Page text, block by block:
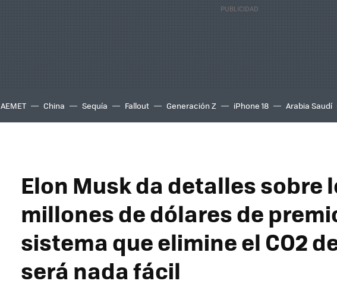
AEMET China Sequía Fallout Generación Z iPhone 18 Arabia Saudí
Elon Musk da detalles sobre
millones de dólares de
sistema que elimine el CO2
será nada fácil